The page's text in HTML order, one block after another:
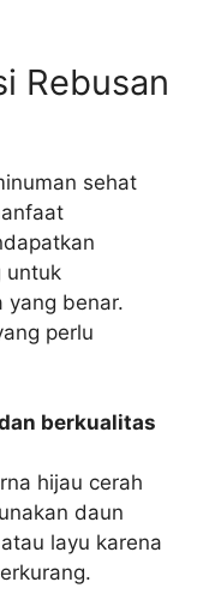
Rebusan
sehat
untuk
yang benar.
perlu
berkualitas
hijau cerah
daun
layu karena